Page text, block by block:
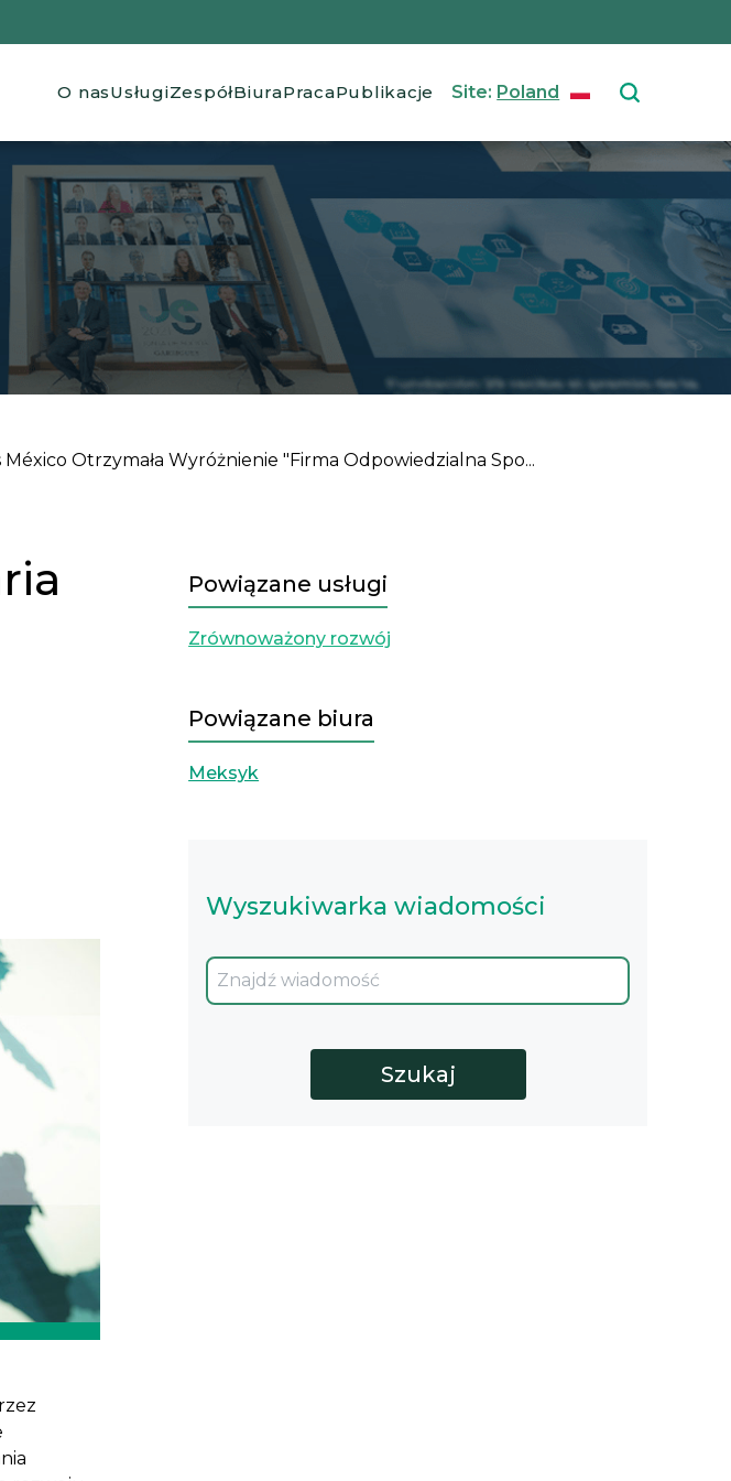
Main navigation
O nasUsługiZespółBiuraPracaPublikacje Site: PolandSelect your
Otrzymała Wyróżnienie "Firma Odpowiedzialna Spo...
Powiązane usługi
Zrównoważony rozwój
Powiązane biura
Meksyk
Wyszukiwarka wiadomości